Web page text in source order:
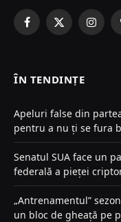
Facebook
X
ÎN TENDINȚE
Apeluri false din
pentru a nu ți se fura
Senatul SUA face un
federală a pieței
„Antrenamentul”
un bloc de gheață pe